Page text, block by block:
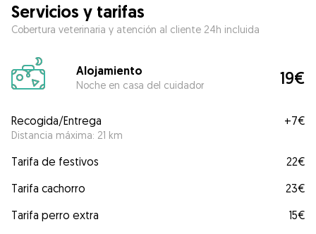
Servicios y tarifas
Cobertura veterinaria y atención al cliente 24h incluida
Alojamiento
Noche en casa del cuidador 19€
Recogida/Entrega
Distancia máxima: 21 km
+7€
Tarifa de festivos
22€
Tarifa cachorro
23€
Tarifa perro extra
15€